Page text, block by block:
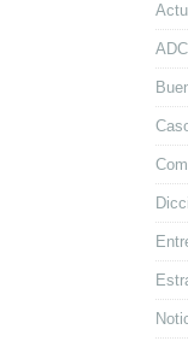
ADC